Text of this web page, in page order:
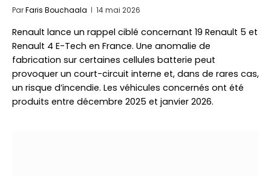
ParFaris Bouchaala 14 mai 2026
Renault lance un rappel ciblé concernant 19 Renault 5 et
Renault 4 E-Tech en France. Une anomalie de
fabrication sur certaines cellules batterie peut
provoquer un court-circuit interne et, dans de rares cas,
un risque d’incendie. Les véhicules concernés ont été
produits entre décembre 2025 et janvier 2026.